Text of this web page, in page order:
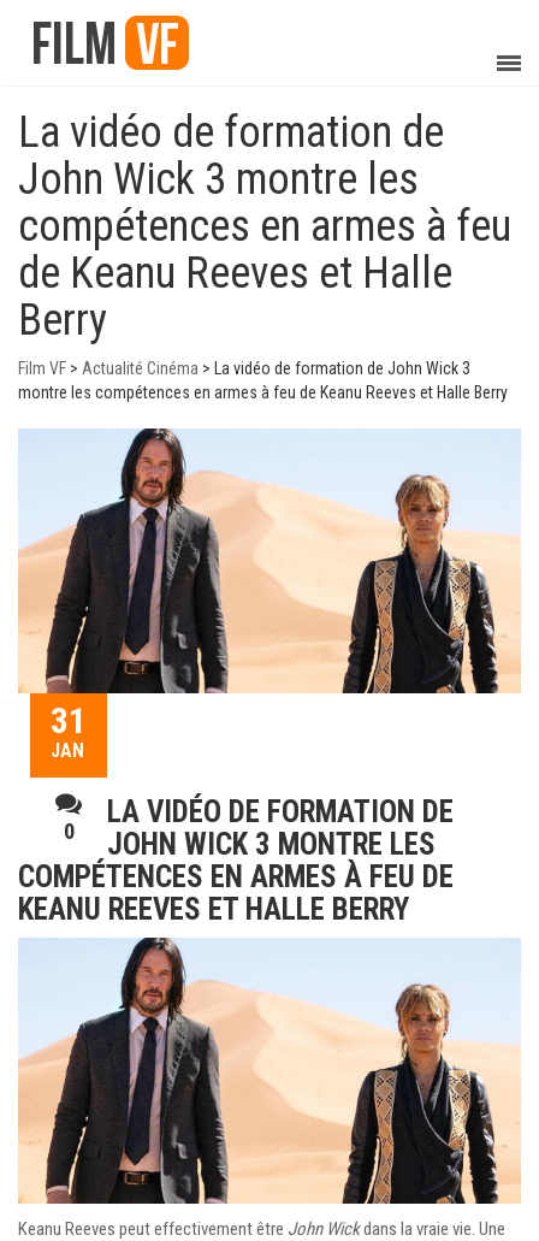
La vidéo de formation de
John Wick 3 montre les
compétences en armes à feu
de Keanu Reeves et Halle
Berry
Film VF > Actualité Cinéma >
La vidéo de formation de John Wick 3
montre les compétences en armes à feu de Keanu Reeves et Halle Berry
31
JAN
0
LA VIDÉO DE FORMATION DE
JOHN WICK 3 MONTRE LES
COMPÉTENCES EN ARMES À FEU DE
KEANU REEVES ET HALLE BERRY
Keanu Reeves peut effectivement être John Wickdans la vraie vie. Une